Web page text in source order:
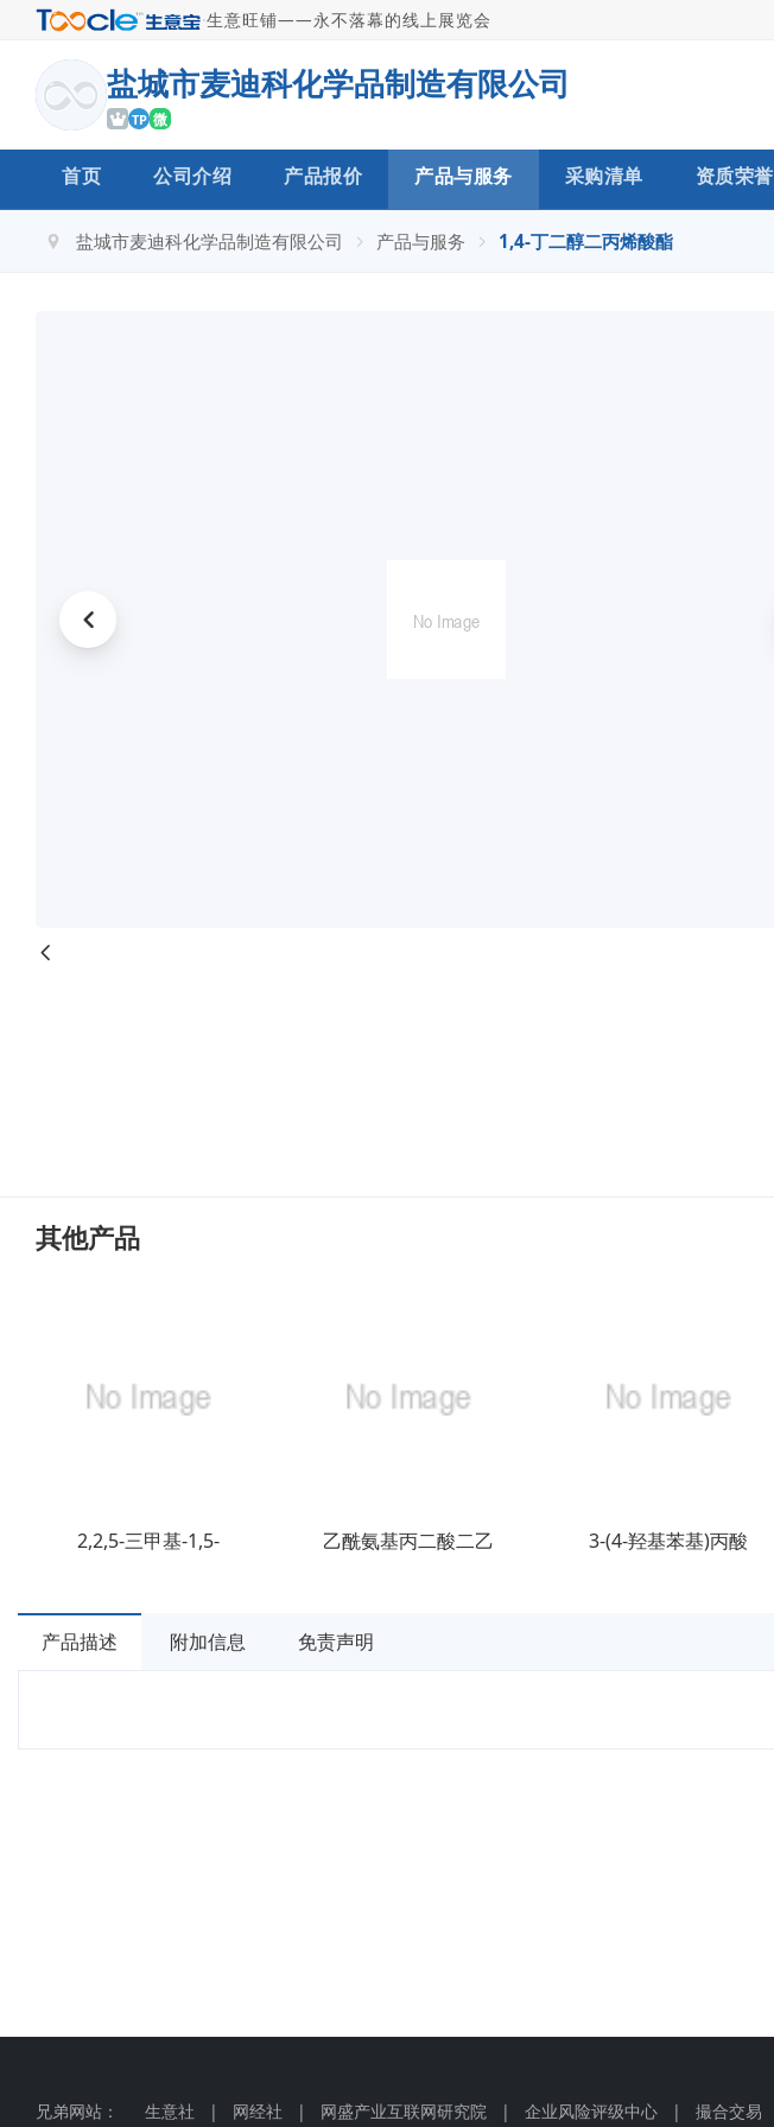
·生意旺铺——永不落幕的线上展览会
盐城市麦迪科化学品制造有限公司
TP 微
首页 公司介绍 产品报价 产品与服务 采购清单 资质荣誉
盐城市麦迪科化学品制造有限公司 产品与服务 1,4-丁二醇二丙烯酸酯
其他产品
2,2,5-三甲基-1,5- 乙酰氨基丙二酸二乙 3-(4-羟基苯基)丙酸
产品描述 附加信息 免责声明
兄弟网站： 生意社 | 网经社 | 网盛产业互联网研究院 | 企业风险评级中心 | 撮合交易